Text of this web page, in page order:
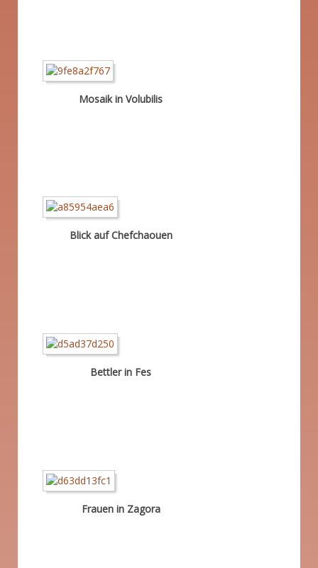
Mosaik in Volubilis
Blick auf Chefchaouen
Bettler in Fes
Frauen in Zagora